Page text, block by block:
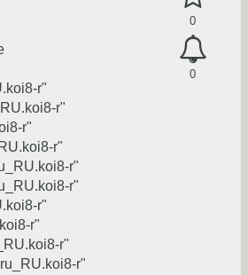
0
0
r"
r"
r"
r"
r"
r"
r"
r"
r"
r"